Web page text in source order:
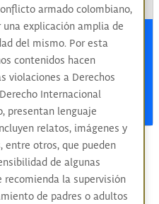
CompartirIgual
BY-NC-SA 4.0)
armado colombiano,
una explicación amplia de
del mismo. Por esta
contenidos hacen
violaciones a Derechos
Internacional
presentan lenguaje
relatos, imágenes y
entre otros, que pueden
de algunas
recomienda la supervisión
de padres o adultos